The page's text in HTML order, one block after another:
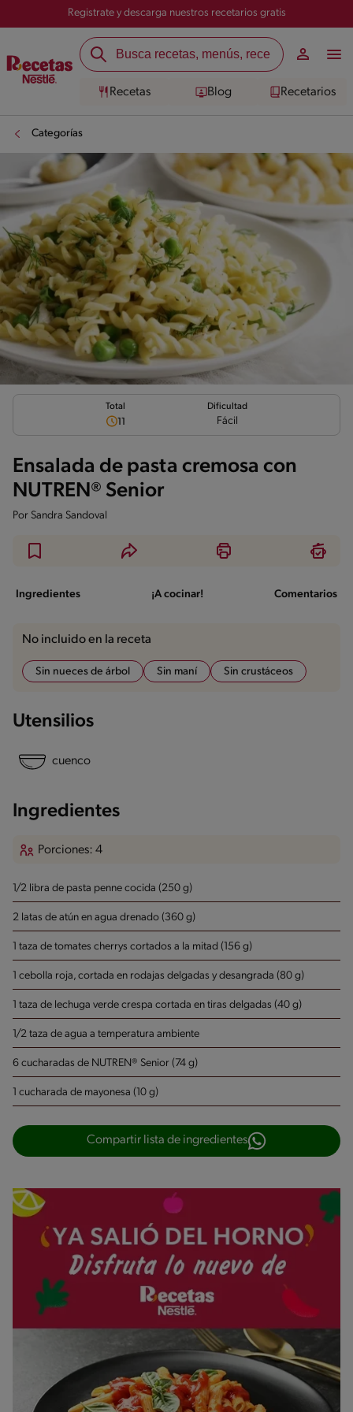
Registrate y descarga nuestros recetarios gratis
Recetas Blog Recetarios
Categorías
Total
11
Dificultad
Fácil
Ensalada de pasta cremosa con
NUTREN® Senior
Por Sandra Sandoval
Ingredientes ¡A cocinar! Comentarios
No incluido en la receta
Sin nueces de árbol Sin maní Sin crustáceos
Utensilios
cuenco
Ingredientes
Porciones: 4
1/2 libra de pasta penne cocida (250 g)
2 latas de atún en agua drenado (360 g)
1 taza de tomates cherrys cortados a la mitad (156 g)
1 cebolla roja, cortada en rodajas delgadas y desangrada (80 g)
1 taza de lechuga verde crespa cortada en tiras delgadas (40 g)
1/2 taza de agua a temperatura ambiente
6 cucharadas de NUTREN® Senior (74 g)
1 cucharada de mayonesa (10 g)
Compartir lista de ingredientes